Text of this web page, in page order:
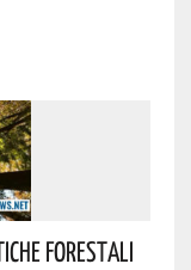
Forestali